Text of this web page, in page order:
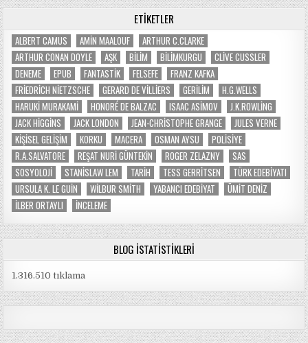
ETIKETLER
ALBERT CAMUS AMIN MAALOUF
ARTHUR C.CLARKE
ARTHUR CONAN DOYLE
AŞK BILIM BILIMKURGU
CLIVE CUSSLER
DENEME
EPUB FANTASTIK FELSEFE
FRANZ KAFKA
FRIEDRICH NIETZSCHE
GERARD DE VILLIERS GERILIM
H.G.WELLS
HARUKI MURAKAMI
HONORÉ DE BALZAC ISAAC ASIMOV
J.K.ROWLING
JACK HIGGINS
JACK LONDON JEAN-CHRISTOPHE GRANGE
JULES VERNE
KIŞISEL GELIŞIM
KORKU MACERA OSMAN AYSU
POLISIYE
R.A.SALVATORE
REŞAT NURI GÜNTEKIN ROGER ZELAZNY
SAS
SOSYOLOJI
STANISLAW LEM TARIH TESS GERRITSEN
TÜRK EDEBIYATI
URSULA K. LE GUIN
WILBUR SMITH YABANCI EDEBIYAT
ÜMIT DENIZ
İLBER ORTAYLI
İNCELEME
BLOG İSTATISTIKLERI
1.316.510 tıklama